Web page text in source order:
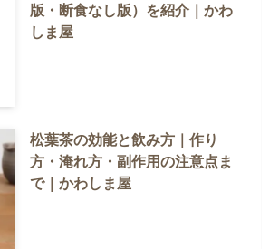
版・断食なし版）を紹介｜かわ
しま屋
松葉茶の効能と飲み方｜作り
方・淹れ方・副作用の注意点ま
で｜かわしま屋